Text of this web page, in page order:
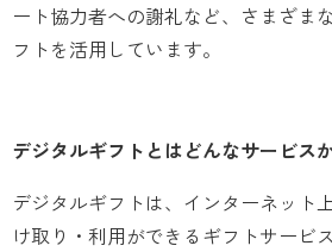
ート協力者への謝礼など、さまざま
フトを活用しています。
デジタルギフトとはどんなサービス
デジタルギフトは、インターネット
け取り・利用ができるギフトサービ